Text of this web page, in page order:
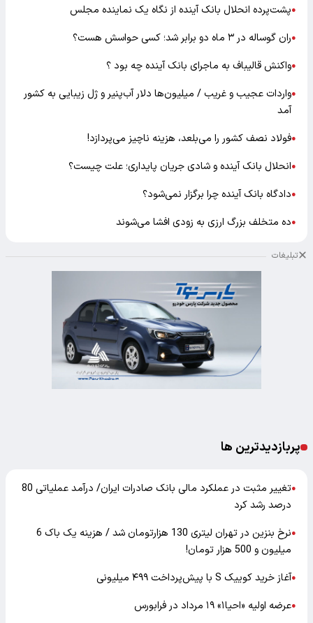
●پشت‌پرده انحلال بانک آینده از نگاه یک نماینده مجلس
●ران گوساله در ۳ ماه دو برابر شد؛ کسی حواسش هست؟
●واکنش قالیباف به ماجرای بانک آینده چه بود ؟
●واردات عجیب و غریب / میلیون‌ها دلار آب‌پنیر و ژل زیبایی به کشور
آمد
●فولاد نصف کشور را می‌بلعد، هزینه ناچیز می‌پردازد!
●انحلال بانک آینده و شادی جریان پایداری؛ علت چیست؟
●دادگاه بانک آینده چرا برگزار نمی‌شود؟
●ده متخلف بزرگ ارزی به زودی افشا می‌شوند
تبلیغات
پربازدیدترین ها
●
تغییر مثبت در عملکرد مالی بانک صادرات ایران/ درآمد عملیاتی 80
درصد رشد کرد
●
نرخ بنزین در تهران لیتری 130 هزارتومان شد / هزینه یک باک 6
میلیون و 500 هزار تومان!
●آغاز خرید کوییک S با پیش‌پرداخت ۴۹۹ میلیونی
●عرضه اولیه «احیا۱» ۱۹ مرداد در فرابورس